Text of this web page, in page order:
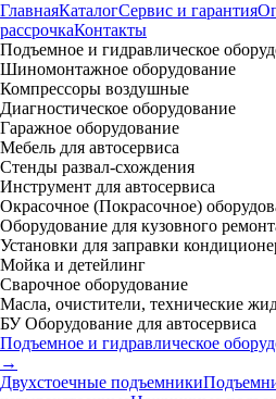
ГлавнаяКаталогСервис и гарантия
рассрочкаКонтакты
Подъемное и гидравлическое
Шиномонтажное оборудование
Компрессоры воздушные
Диагностическое оборудование
Гаражное оборудование
Мебель для автосервиса
Стенды развал-схождения
Инструмент для автосервиса
Окрасочное (Покрасочное)
Оборудование для кузовного
Установки для заправки
Мойка и детейлинг
Сварочное оборудование
Масла, очистители, технические
БУ Оборудование для автосервиса
Подъемное и гидравлическое
→
Двухстоечные подъемники